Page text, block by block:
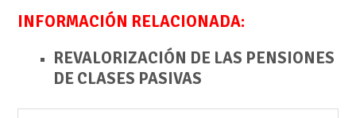
INFORMACIÓN RELACIONADA:
REVALORIZACIÓN DE LAS PENSIONES
DE CLASES PASIVAS